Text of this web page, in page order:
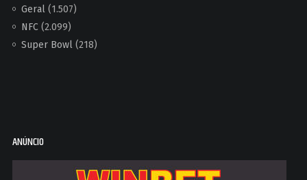
Geral(1.507)
NFC(2.099)
Super Bowl(218)
ANÚNCIO